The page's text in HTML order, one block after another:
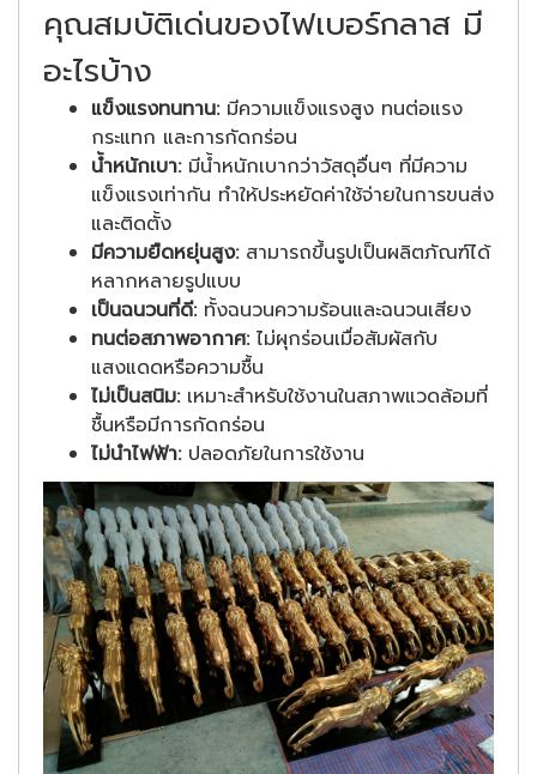
คุณสมบัติเด่นของไฟเบอร์กลาส มี
อะไรบ้าง
แข็งแรงทนทาน:มีความแข็งแรงสูง ทนต่อแรง
กระแทก และการกัดกร่อน
น้ำหนักเบา:มีน้ำหนักเบากว่าวัสดุอื่นๆ ที่มีความ
แข็งแรงเท่ากัน ทำให้ประหยัดค่าใช้จ่ายในการขนส่ง
และติดตั้ง
มีความยืดหยุ่นสูง:สามารถขึ้นรูปเป็นผลิตภัณฑ์ได้
หลากหลายรูปแบบ
เป็นฉนวนที่ดี:ทั้งฉนวนความร้อนและฉนวนเสียง
ทนต่อสภาพอากาศ:ไม่ผุกร่อนเมื่อสัมผัสกับ
แสงแดดหรือความชื้น
ไม่เป็นสนิม:เหมาะสำหรับใช้งานในสภาพแวดล้อมที่
ชื้นหรือมีการกัดกร่อน
ไม่นำไฟฟ้า:ปลอดภัยในการใช้งาน